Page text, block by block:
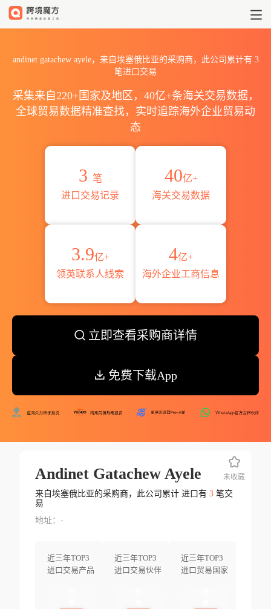
andinet gatachew ayele，来自埃塞俄比亚的采购商，此公司累计有 3
笔进口交易
采集来自220+国家及地区，40亿+条海关交易数据，
全球贸易数据精准查找，实时追踪海外企业贸易动
态
3 笔
进口交易记录
40亿+
海关交易数据
3.9亿+
领英联系人线索
4亿+
海外企业工商信息
立即查看采购商详情
免费下载App
Andinet Gatachew Ayele
来自埃塞俄比亚的采购商，此公司累计 进口有 3笔交
易
地址：-
近三年TOP3
进口交易产品
近三年TOP3
进口交易伙伴
近三年TOP3
进口贸易国家
未收藏